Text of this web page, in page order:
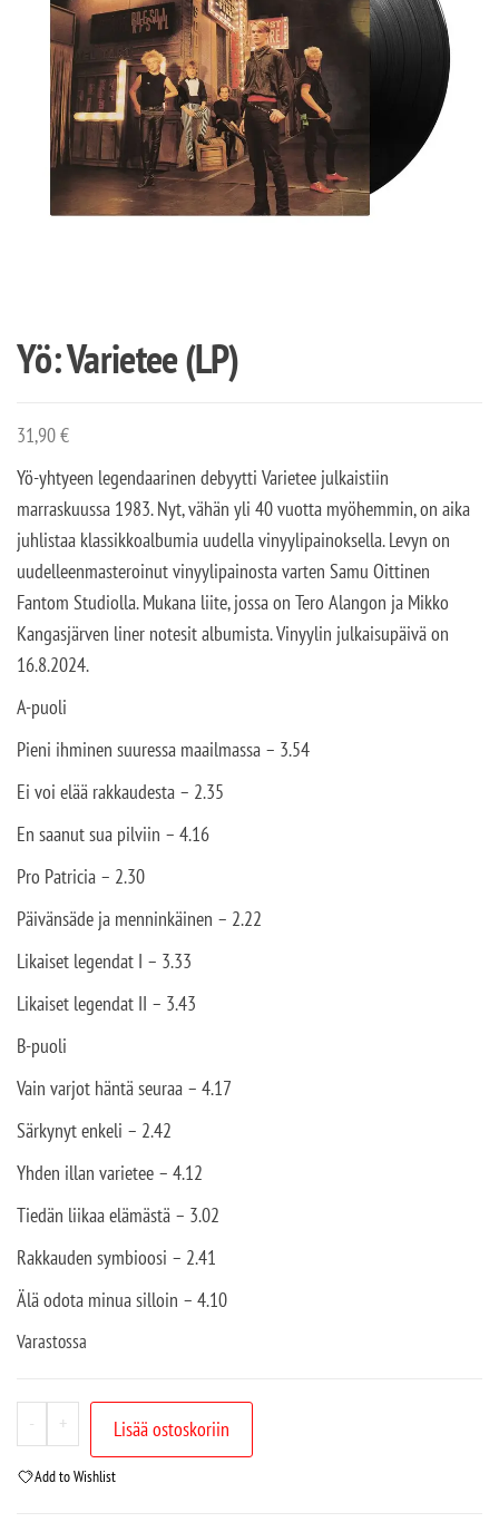
Yö: Varietee (LP)
31,90€
Yö-yhtyeen legendaarinen debyytti Varietee julkaistiin
marraskuussa 1983. Nyt, vähän yli 40 vuotta myöhemmin, on aika
juhlistaa klassikkoalbumia uudella vinyylipainoksella. Levyn on
uudelleenmasteroinut vinyylipainosta varten Samu Oittinen
Fantom Studiolla. Mukana liite, jossa on Tero Alangon ja Mikko
Kangasjärven liner notesit albumista. Vinyylin julkaisupäivä on
16.8.2024.
A-puoli
Pieni ihminen suuressa maailmassa – 3.54
Ei voi elää rakkaudesta – 2.35
En saanut sua pilviin – 4.16
Pro Patricia – 2.30
Päivänsäde ja menninkäinen – 2.22
Likaiset legendat I – 3.33
Likaiset legendat II – 3.43
B-puoli
Vain varjot häntä seuraa – 4.17
Särkynyt enkeli – 2.42
Yhden illan varietee – 4.12
Tiedän liikaa elämästä – 3.02
Rakkauden symbioosi – 2.41
Älä odota minua silloin – 4.10
Varastossa
- + Lisää ostoskoriin
Add to Wishlist